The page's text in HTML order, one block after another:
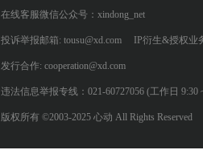
在线客服微信公众号：xindong_net
投诉举报邮箱: tousu@xd.com IP衍生&授权业
发行合作: cooperation@xd.com
违法信息举报专线：021-60727056 (工作日 9:30
版权所有 ©2003-2025 心动 All Rights Reserved